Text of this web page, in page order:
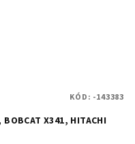
X341, HITACHI
KÓD: -143383